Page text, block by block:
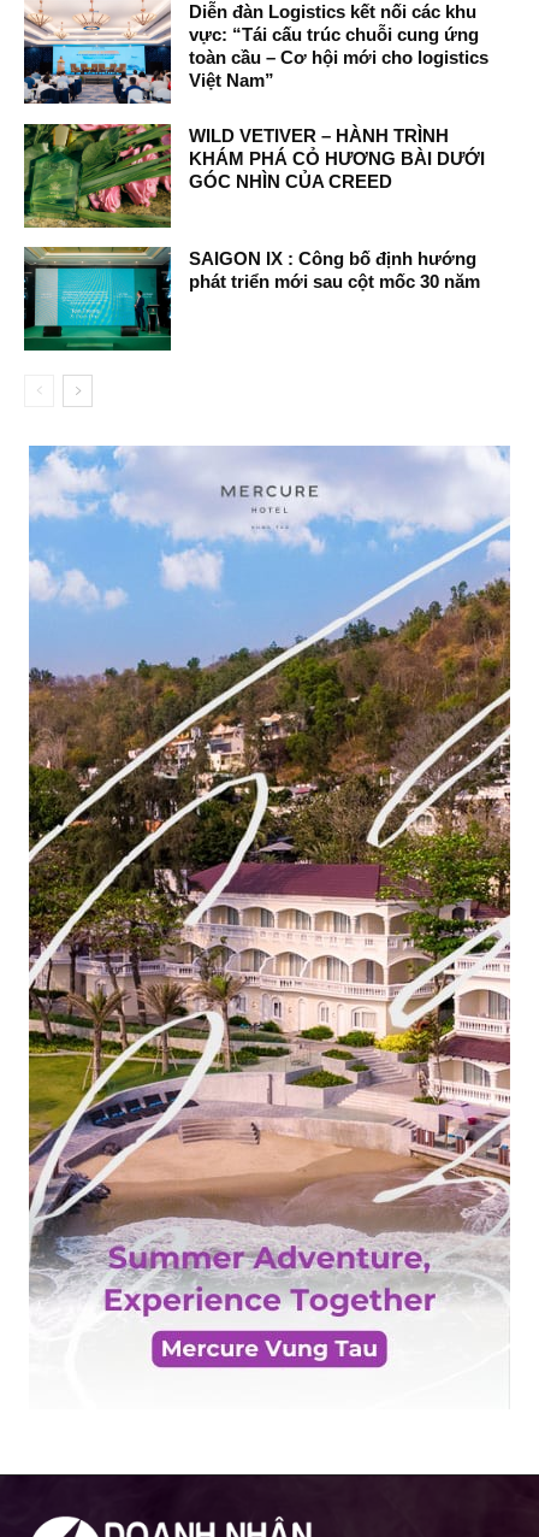
Diễn đàn Logistics kết nối các khu
vực: “Tái cấu trúc chuỗi cung ứng
toàn cầu – Cơ hội mới cho logistics
Việt Nam”
WILD VETIVER – HÀNH TRÌNH
KHÁM PHÁ CỎ HƯƠNG BÀI DƯỚI
GÓC NHÌN CỦA CREED
SAIGON IX : Công bố định hướng
phát triển mới sau cột mốc 30 năm